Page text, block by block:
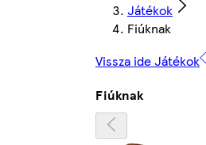
Játékok
Fiúknak
Vissza ide Játékok
Fiúknak